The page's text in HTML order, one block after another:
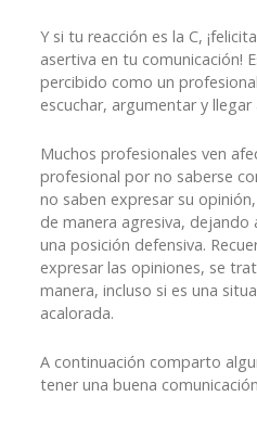
Y si tu reacción es la C,
asertiva en tu comunicación!
percibido como un
escuchar, argumentar y llegar
Muchos profesionales ven
profesional por no saberse
no saben expresar su
de manera agresiva, dejando
una posición defensiva.
expresar las opiniones, se
manera, incluso si es una
acalorada.
A continuación comparto
tener una buena